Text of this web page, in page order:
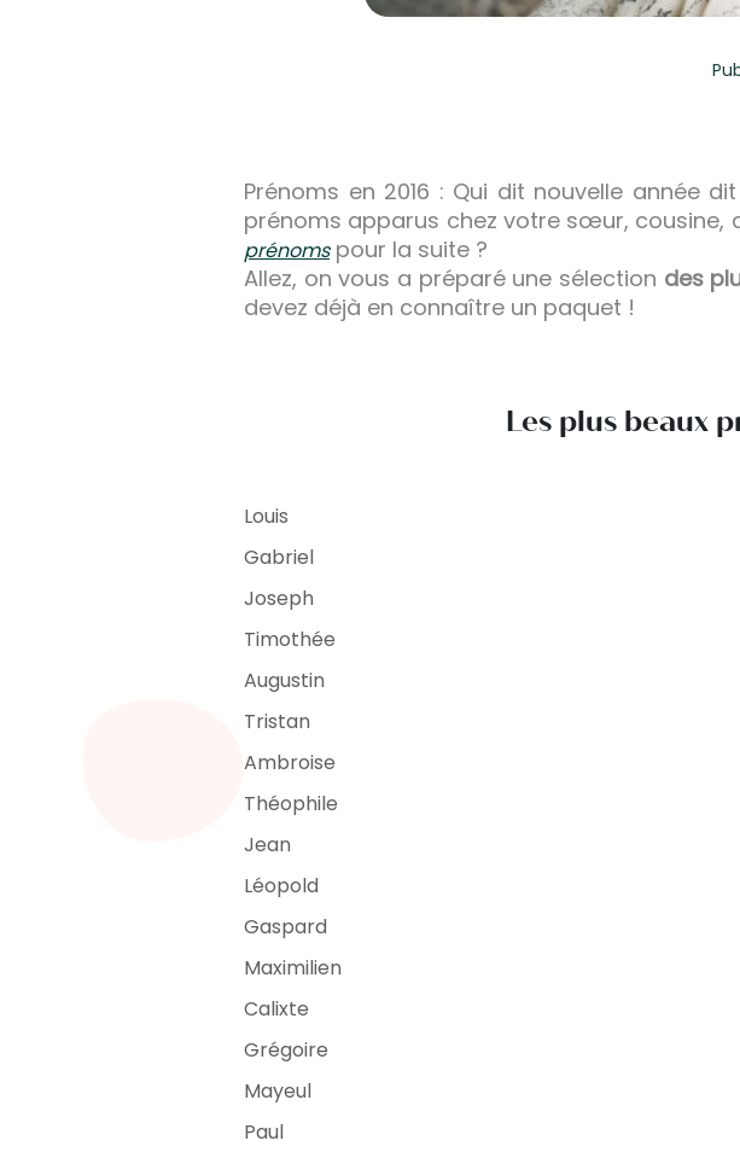
Prénoms en 2016 : Qui dit nouvelle année
prénoms apparus chez votre sœur, cousine,
prénomspour la suite ?
Allez, on vous a préparé une sélection des
devez déjà en connaître un paquet !
Les plus beaux
Louis
Gabriel
Joseph
Timothée
Augustin
Tristan
Ambroise
Théophile
Jean
Léopold
Gaspard
Maximilien
Calixte
Grégoire
Mayeul
Paul